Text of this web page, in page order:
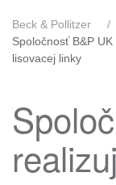
Beck & Pollitzer
Spoločnosť B&P
lisovacej linky